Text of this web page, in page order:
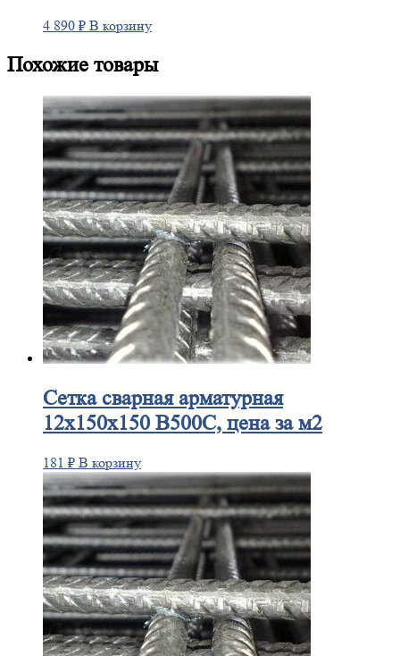
4 890 ₽ В корзину
Похожие товары
Сеткасварная арматурная
12х150х150 В500С, цена за м2
181 ₽ В корзину